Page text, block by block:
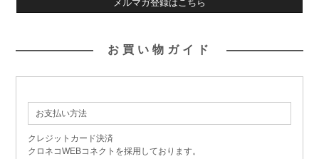
メルマガ登録はこちら
お買い物ガイド
お支払い方法
クレジットカード決済
クロネコWEBコネクトを採用しております。